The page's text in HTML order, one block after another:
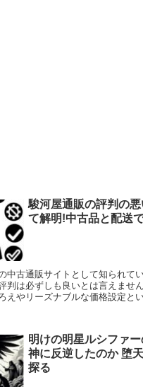
駿河屋通販の評判の
て解明!中古品と配送
中古通販サイトとして知られて
判は必ずしも良いとは言えませ
えやリーズナブルな価格設定と
明けの明星ルシファ
神に反逆したのか 堕
探る